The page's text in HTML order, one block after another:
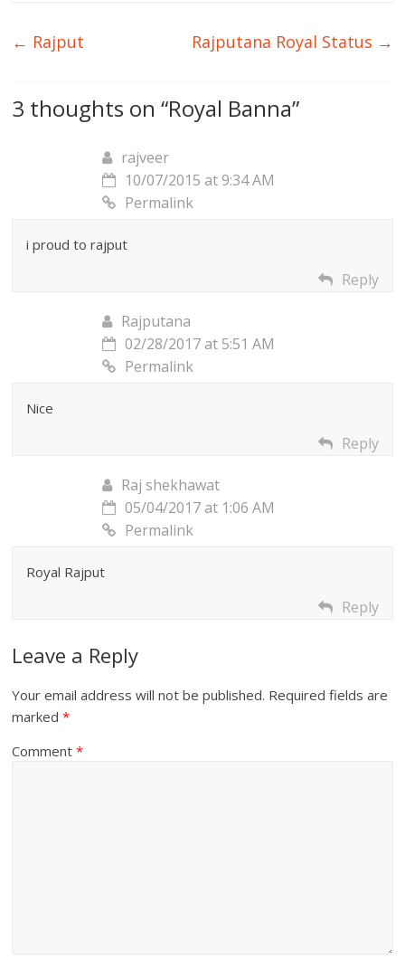
← Rajput Rajputana Royal Status →
3 thoughts on “Royal Banna”
rajveer
10/07/2015 at 9:34 AM
Permalink
i proud to rajput
Reply
Rajputana
02/28/2017 at 5:51 AM
Permalink
Nice
Reply
Raj shekhawat
05/04/2017 at 1:06 AM
Permalink
Royal Rajput
Reply
Leave a Reply
Your email address will not be published. Required fields are
marked*
Comment*